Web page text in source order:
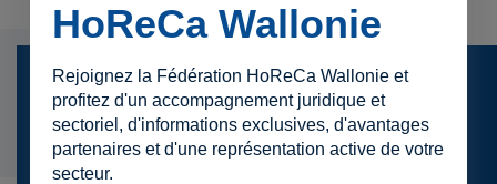
Presse
Contact
Mentions légales
HoReCa Wallonie
Rejoignez la Fédération HoReCa Wallonie et
profitez d'un accompagnement juridique et
sectoriel, d'informations exclusives, d'avantages
partenaires et d'une représentation active de votre
secteur.